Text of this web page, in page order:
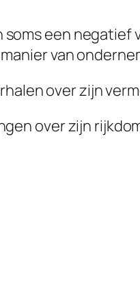
soms een
van
over zijn
over zijn